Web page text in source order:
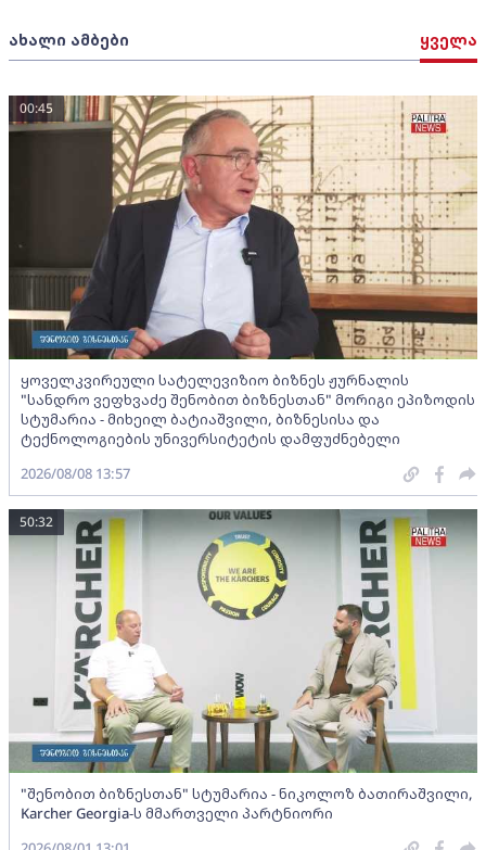
ახალი ამბები ყველა
ყოველკვირეული სატელევიზიო ბიზნეს ჟურნალის
"სანდრო ვეფხვაძე შენობით ბიზნესთან" მორიგი ეპიზოდის
სტუმარია - მიხეილ ბატიაშვილი, ბიზნესისა და
ტექნოლოგიების უნივერსიტეტის დამფუძნებელი
00:45
2026/08/08 13:57
"შენობით ბიზნესთან" სტუმარია - ნიკოლოზ ბათირაშვილი,
Karcher Georgia-ს მმართველი პარტნიორი
50:32